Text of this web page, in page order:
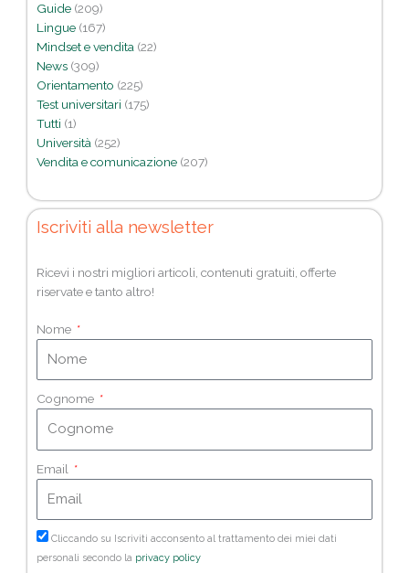
Guide (209)
Lingue (167)
Mindset e vendita (22)
News (309)
Orientamento (225)
Test universitari (175)
Tutti (1)
Università (252)
Vendita e comunicazione (207)
Iscriviti alla newsletter
Ricevi i nostri migliori articoli, contenuti gratuiti, offerte
riservate e tanto altro!
Nome
Cognome
Email
Cliccando su Iscriviti acconsento al trattamento dei miei dati
personali secondo la privacy policy